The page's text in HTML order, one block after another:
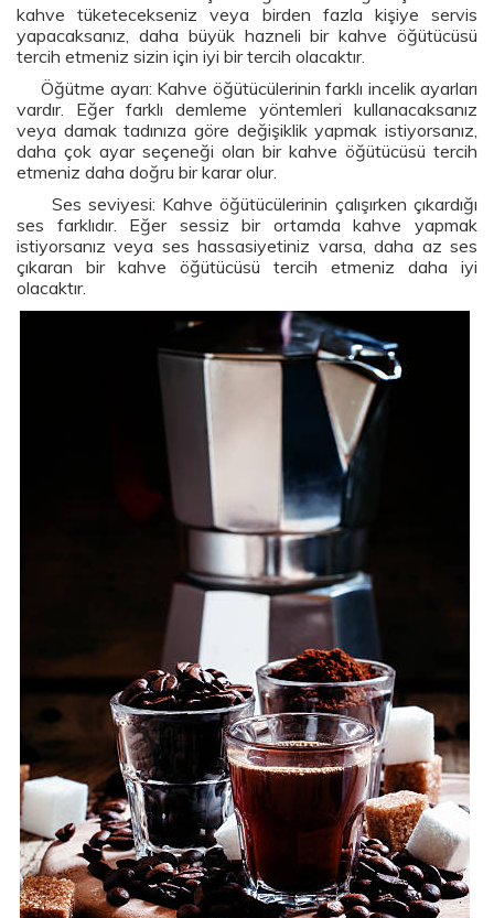
kahve tüketecekseniz veya birden fazla kişiye servis
yapacaksanız, daha büyük hazneli bir kahve öğütücüsü
tercih etmeniz sizin için iyi bir tercih olacaktır.
Öğütme ayarı: Kahve öğütücülerinin farklı incelik ayarları
vardır. Eğer farklı demleme yöntemleri kullanacaksanız
veya damak tadınıza göre değişiklik yapmak istiyorsanız,
daha çok ayar seçeneği olan bir kahve öğütücüsü tercih
etmeniz daha doğru bir karar olur.
Ses seviyesi: Kahve öğütücülerinin çalışırken çıkardığı
ses farklıdır. Eğer sessiz bir ortamda kahve yapmak
istiyorsanız veya ses hassasiyetiniz varsa, daha az ses
çıkaran bir kahve öğütücüsü tercih etmeniz daha iyi
olacaktır.